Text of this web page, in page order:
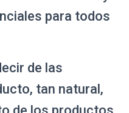
para todos
de las
tan natural,